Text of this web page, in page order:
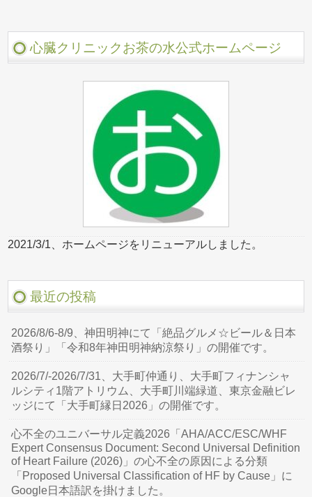
心臓クリニックお茶の水公式ホームページ
2021/3/1、ホームページをリニューアルしました。
最近の投稿
2026/8/6-8/9、神田明神にて「絶品グルメ☆ビール＆日本
酒祭り」「令和8年神田明神納涼祭り」の開催です。
2026/7/-2026/7/31、大手町仲通り、大手町フィナンシャ
ルシティ1階アトリウム、大手町川端緑道、東京金融ビレ
ッジにて「大手町縁日2026」の開催です。
心不全のユニバーサル定義2026「AHA/ACC/ESC/WHF
Expert Consensus Document: Second Universal Definition
of Heart Failure (2026)」の心不全の原因による分類
「Proposed Universal Classification of HF by Cause」に
Google日本語訳を掛けました。